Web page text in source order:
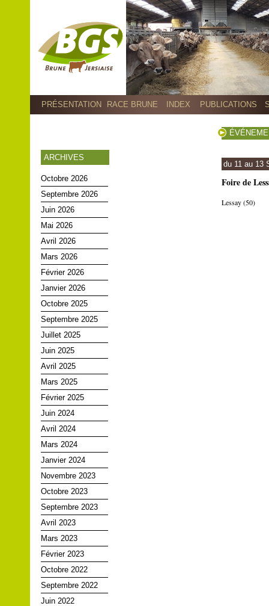
PRÉSENTATION RACE BRUNE INDEX PUBLICATIONS
ARCHIVES
Octobre 2026
Septembre 2026
Juin 2026
Mai 2026
Avril 2026
Mars 2026
Février 2026
Janvier 2026
Octobre 2025
Septembre 2025
Juillet 2025
Juin 2025
Avril 2025
Mars 2025
Février 2025
Juin 2024
Avril 2024
Mars 2024
Janvier 2024
Novembre 2023
Octobre 2023
Septembre 2023
Avril 2023
Mars 2023
Février 2023
Octobre 2022
Septembre 2022
Juin 2022
du 11 au 13
Foire de
Lessay (50)